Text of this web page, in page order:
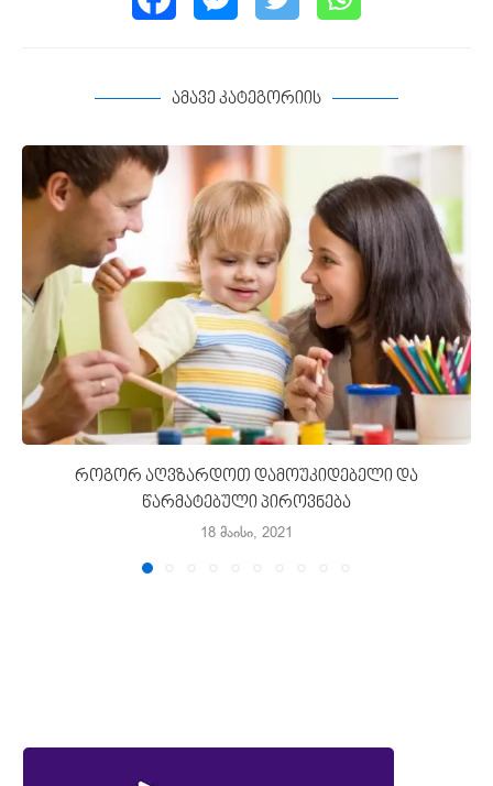
ამავე კატეგორიის
როგორ აღვზარდოთ დამოუკიდებელი და
წარმატებული პიროვნება
18 მაისი, 2021